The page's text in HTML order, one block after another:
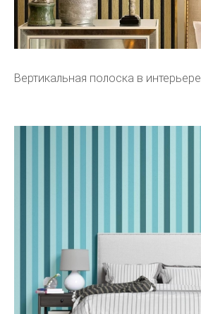
Вертикальная полоска в интерьере